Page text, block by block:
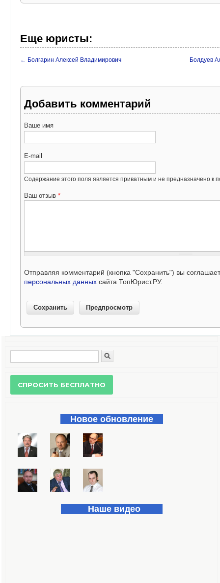
Еще юристы:
← Болгарин Алексей Владимирович Болдуев
Добавить комментарий
Ваше имя
E-mail
Содержание этого поля является приватным и не предназначено к
Ваш отзыв *
Отправляя комментарий (кнопка "Сохранить") вы
персональных данных сайта ТопЮрист.РУ.
Форма поиска
Новое обновление
Наше видео